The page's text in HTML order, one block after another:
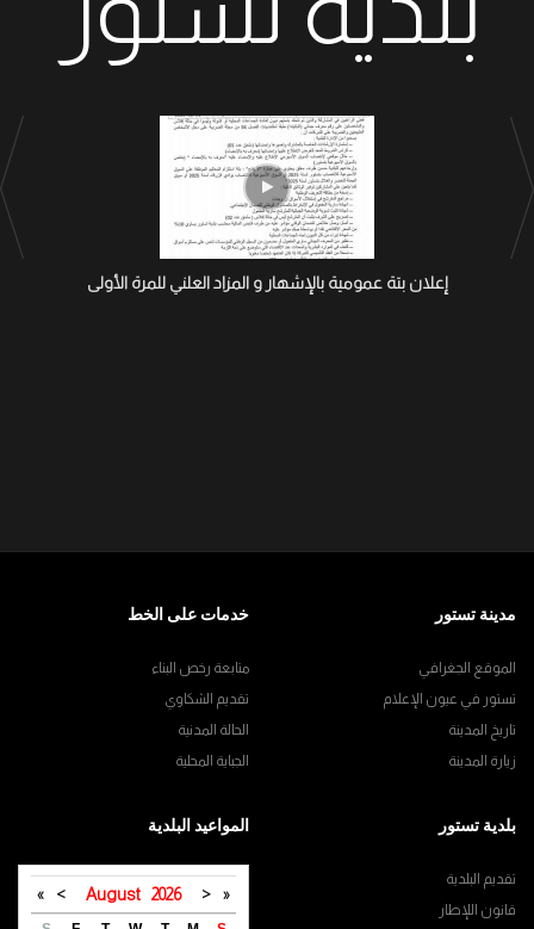
إعلان بتة عمومية بالإشهار و المزاد العلني للمرة الأولى
مدينة تستور
الموقع الجغرافي
تستور في عيون الإعلام
تاريخ المدينة
زيارة المدينة
خدمات على الخط
متابعة رخص البناء
تقديم الشكاوي
الحالة المدنية
الجباية المحلية
بلدية تستور
تقديم البلدية
قانون اللإطار
المواعيد البلدية
«
<
August 2026
>
»